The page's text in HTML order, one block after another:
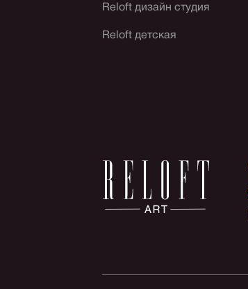
Reloft дизайн студия
Reloft детская